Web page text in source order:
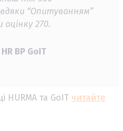
“Опитуванням”
270.
BP GoIT
HURMA та GoIT читайте